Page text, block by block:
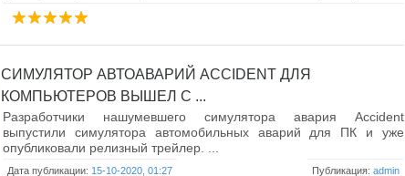
СИМУЛЯТОР АВТОАВАРИЙ ACCIDENT ДЛЯ
КОМПЬЮТЕРОВ ВЫШЕЛ С ...
Разработчики нашумевшего симулятора авария Accident
выпустили симулятора автомобильных аварий для ПК и уже
опубликовали релизный трейлер. ...
Дата публикации: 15-10-2020, 01:27 Публикация: admin